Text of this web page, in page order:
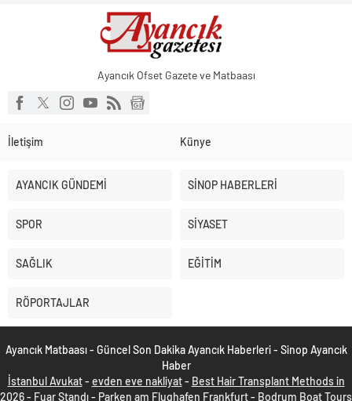
Ayancık Ofset Gazete ve Matbaası
İletişim Künye
AYANCIK GÜNDEMİ SİNOP HABERLERİ
SPOR SİYASET
SAĞLIK EĞİTİM
RÖPORTAJLAR
Ayancık Matbaası - Güncel Son Dakika Ayancık Haberleri - Sinop Ayancık
Haber
İstanbul Avukat- evden eve nakliyat- Best Hair Transplant Methods in
2026- Fuar Standı- Parken am Flughafen Frankfurt- Bodrum Boat Tours